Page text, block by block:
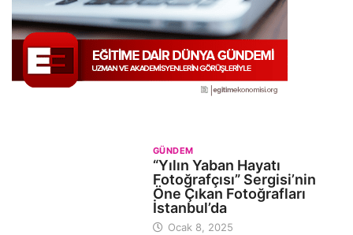
GÜNDEM
“Yılın Yaban Hayatı
Fotoğrafçısı” Sergisi’nin
Öne Çıkan Fotoğrafları
İstanbul’da
Ocak 8, 2025